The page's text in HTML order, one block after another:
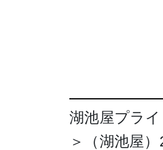
湖池屋プラ
＞（湖池屋